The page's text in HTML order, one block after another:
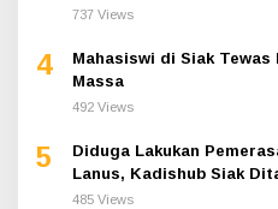
737 Views
4
Mahasiswi di Siak Tewas
Massa
492 Views
5
Diduga Lakukan
Lanus, Kadishub Siak
485 Views